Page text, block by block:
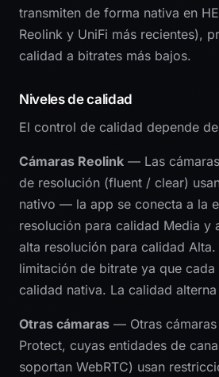
transmiten de forma nativa en
Reolink y UniFi más recientes),
calidad a bitrates más bajos.
Niveles de calidad
El control de calidad depende
Cámaras Reolink — Las
de resolución (fluent / clear)
nativo — la app se conecta a la
resolución para calidad Media y
alta resolución para calidad Alta.
limitación de bitrate ya que cada
calidad nativa. La calidad
Otras cámaras — Otras
Protect, cuyas entidades de
soportan WebRTC) usan